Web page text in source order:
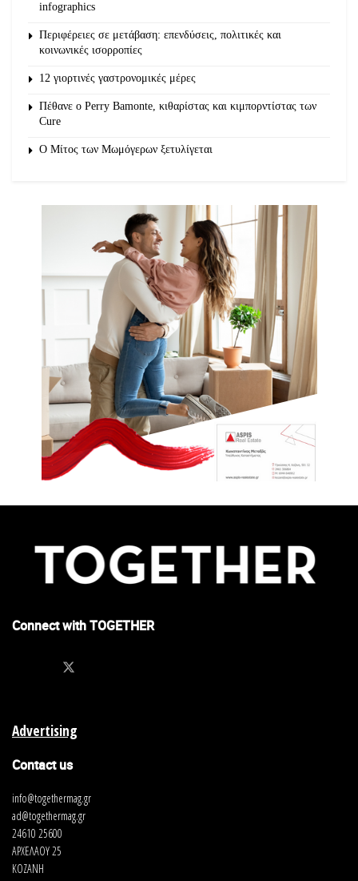
infographics
Περιφέρειες σε μετάβαση: επενδύσεις, πολιτικές και
κοινωνικές ισορροπίες
12 γιορτινές γαστρονομικές μέρες
Πέθανε ο Perry Bamonte, κιθαρίστας και κιμπορντίστας των
Cure
O Μίτος των Μωμόγερων ξετυλίγεται
Connect with TOGETHER
Advertising
Contact us
info@togethermag.gr
ad@togethermag.gr
24610 25600
ΑΡΧΕΛΑΟΥ 25
ΚΟΖΑΝΗ